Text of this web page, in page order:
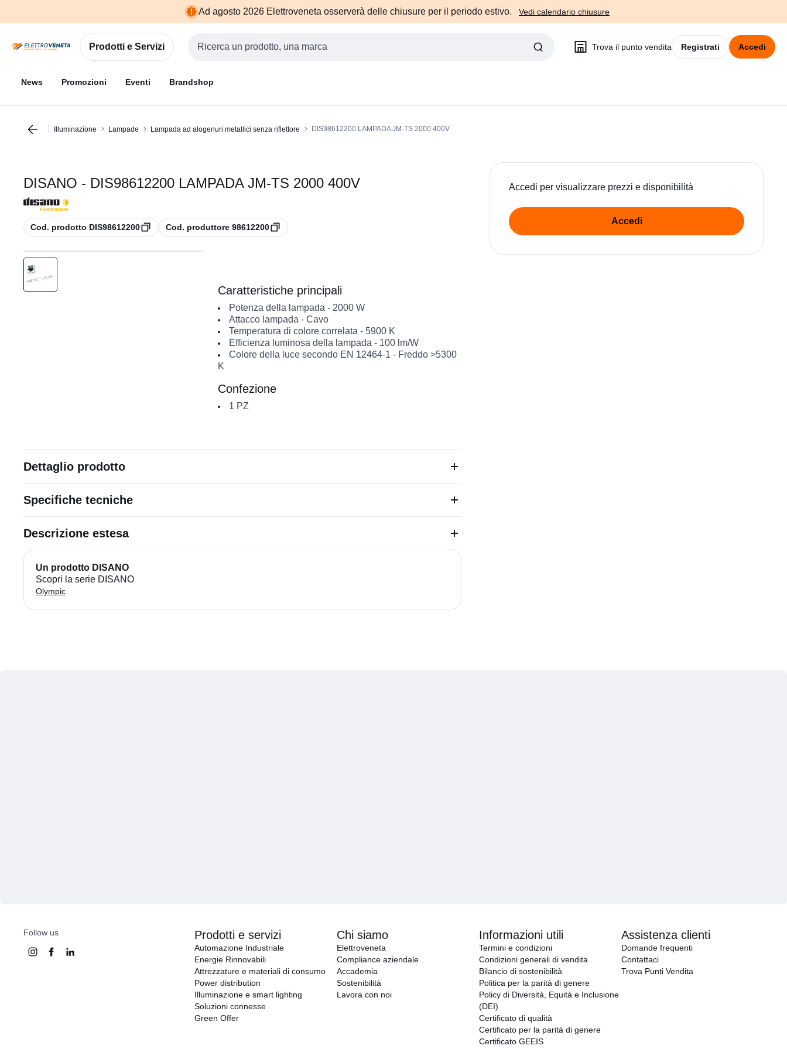
Ad agosto 2026 Elettroveneta osserverà delle chiusure per il periodo estivo. Vedi calendario chiusure
Prodotti e Servizi
Cerca input
Trova il punto vendita Registrati Accedi
News Promozioni Eventi Brandshop
Illuminazione Lampade Lampada ad alogenuri metallici senza riflettore DIS98612200 LAMPADA JM-TS 2000 400V
DISANO - DIS98612200 LAMPADA JM-TS 2000 400V
copiaCod. prodotto DIS98612200 copiaCod. produttore 98612200
Accedi per visualizzare prezzi e disponibilità
Accedi
Caratteristiche principali
Potenza della lampada - 2000 W
Attacco lampada - Cavo
Temperatura di colore correlata - 5900 K
Efficienza luminosa della lampada - 100 lm/W
Colore della luce secondo EN 12464-1 - Freddo >5300
K
Confezione
1 PZ
Dettaglio prodotto
Specifiche tecniche
Descrizione estesa
Un prodotto DISANO
Scopri la serie DISANO
Olympic
Follow us Prodotti e servizi
Automazione Industriale
Energie Rinnovabili
Attrezzature e materiali di consumo
Power distribution
Illuminazione e smart lighting
Soluzioni connesse
Green Offer
Chi siamo
Elettroveneta
Compliance aziendale
Accademia
Sostenibilità
Lavora con noi
Informazioni utili
Termini e condizioni
Condizioni generali di vendita
Bilancio di sostenibilità
Politica per la parità di genere
Policy di Diversità, Equità e Inclusione
(DEI)
Certificato di qualità
Certificato per la parità di genere
Certificato GEEIS
Assistenza clienti
Domande frequenti
Contattaci
Trova Punti Vendita